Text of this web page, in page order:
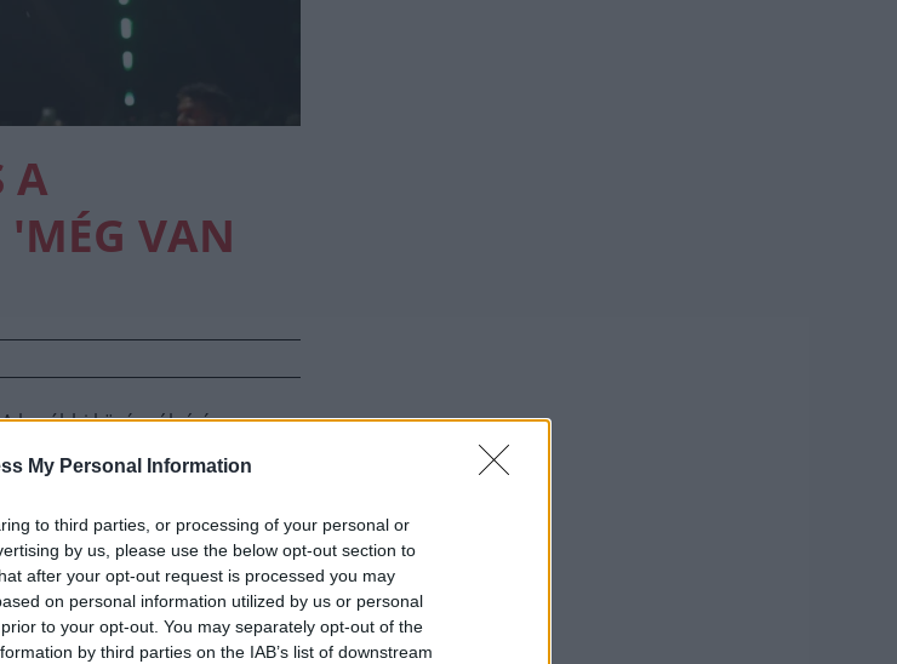
My Personal Information
to third parties, or processing of your personal or
by us, please use the below opt-out section to
after your opt-out request is processed you may
on personal information utilized by us or personal
to your opt-out. You may separately opt-out of the
by third parties on the IAB’s list of downstream
A
'MÉG VAN
korábbi középsúlyú és